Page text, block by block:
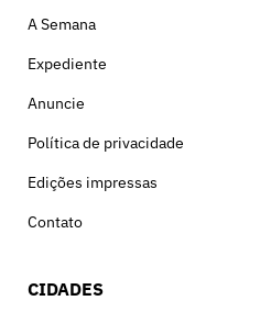
A Semana
Expediente
Anuncie
Política de privacidade
Edições impressas
Contato
CIDADES